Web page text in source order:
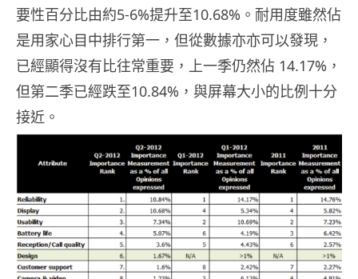
要性百分比由約5-6%提升至10.68%。耐用度雖然佔
是用家心目中排行第一，但從數據亦亦可以發現，
已經顯得沒有比往常重要，上一季仍然佔 14.17%，
但第二季已經跌至10.84%，與屏幕大小的比例十分
接近。